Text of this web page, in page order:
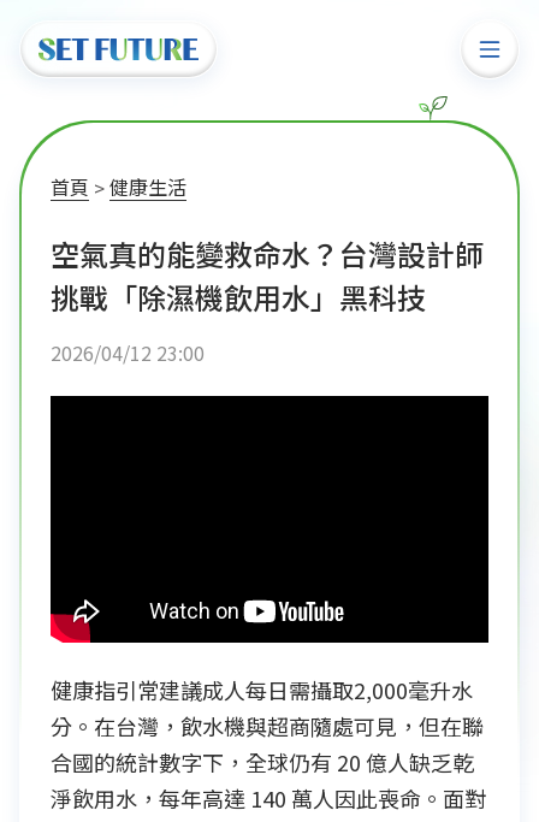
首頁 健康生活
空氣真的能變救命水？台灣設計師
挑戰「除濕機飲用水」黑科技
2026/04/12 23:00
健康指引常建議成人每日需攝取2,000毫升水
分。在台灣，飲水機與超商隨處可見，但在聯
合國的統計數字下，全球仍有 20 億人缺乏乾
淨飲用水，每年高達 140 萬人因此喪命。面對